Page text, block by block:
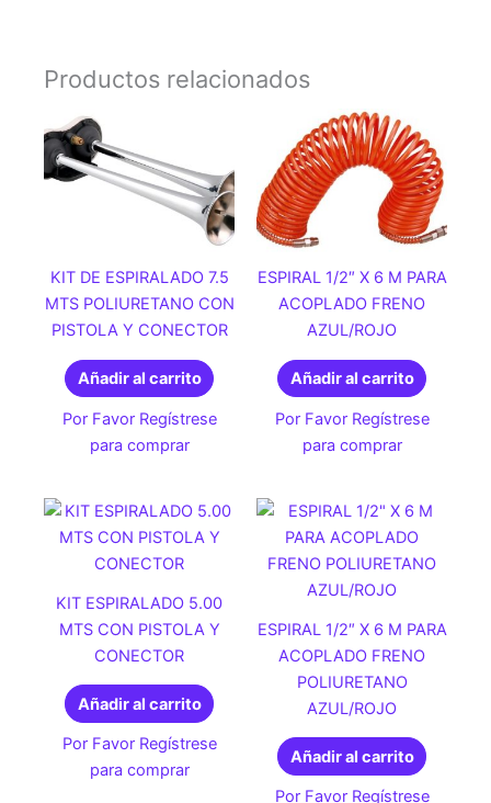
Productos relacionados
KIT DE ESPIRALADO 7.5
MTS POLIURETANO CON
PISTOLA Y CONECTOR
Añadir al carrito
Por Favor Regístrese
para comprar
ESPIRAL 1/2″ X 6 M PARA
ACOPLADO FRENO
AZUL/ROJO
Añadir al carrito
Por Favor Regístrese
para comprar
KIT ESPIRALADO 5.00
MTS CON PISTOLA Y
CONECTOR
Añadir al carrito
Por Favor Regístrese
para comprar
ESPIRAL 1/2″ X 6 M PARA
ACOPLADO FRENO
POLIURETANO
AZUL/ROJO
Añadir al carrito
Por Favor Regístrese